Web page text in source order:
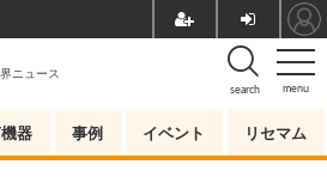
menu
search
ニュース
器 事例 イベント リセマム